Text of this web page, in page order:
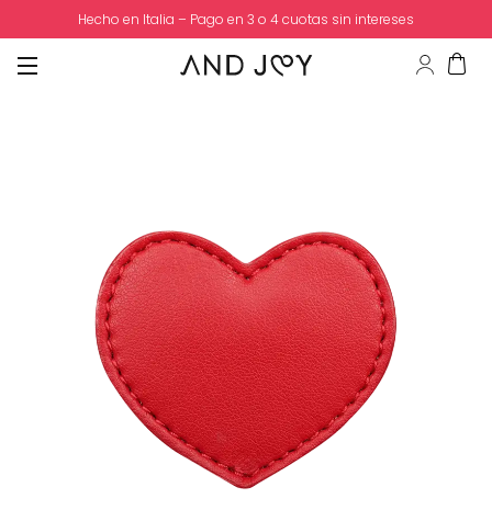
Hecho en Italia – Pago en 3 o 4 cuotas sin intereses